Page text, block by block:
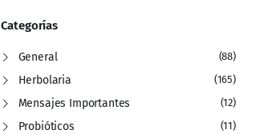
Categorías
General (88)
Herbolaria (165)
Mensajes Importantes (12)
Probióticos (11)